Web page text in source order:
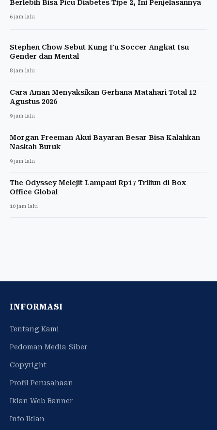
Berlebih Bisa Picu Diabetes Tipe 2, Ini Penjelasannya
6 jam lalu
Stephen Chow Sebut Kung Fu Soccer Angkat Isu
Gender dan Mental
8 jam lalu
Cara Aman Menyaksikan Gerhana Matahari Total 12
Agustus 2026
9 jam lalu
Morgan Freeman Akui Bayaran Besar Bisa Kalahkan
Naskah Buruk
9 jam lalu
The Odyssey Melejit Lampaui Rp17 Triliun di Box
Office Global
10 jam lalu
INFORMASI
Tentang Kami
Pedoman Media Siber
Copyright
Profil Perusahaan
Iklan Web Banner
Info Iklan